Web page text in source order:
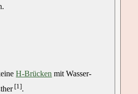
H-Brücken mit Wasser-
[1].